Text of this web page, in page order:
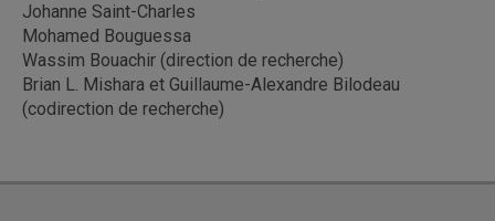
Johanne Saint-Charles
Mohamed Bouguessa
Wassim Bouachir (direction de recherche)
Brian L. Mishara et Guillaume-Alexandre Bilodeau
(codirection de recherche)